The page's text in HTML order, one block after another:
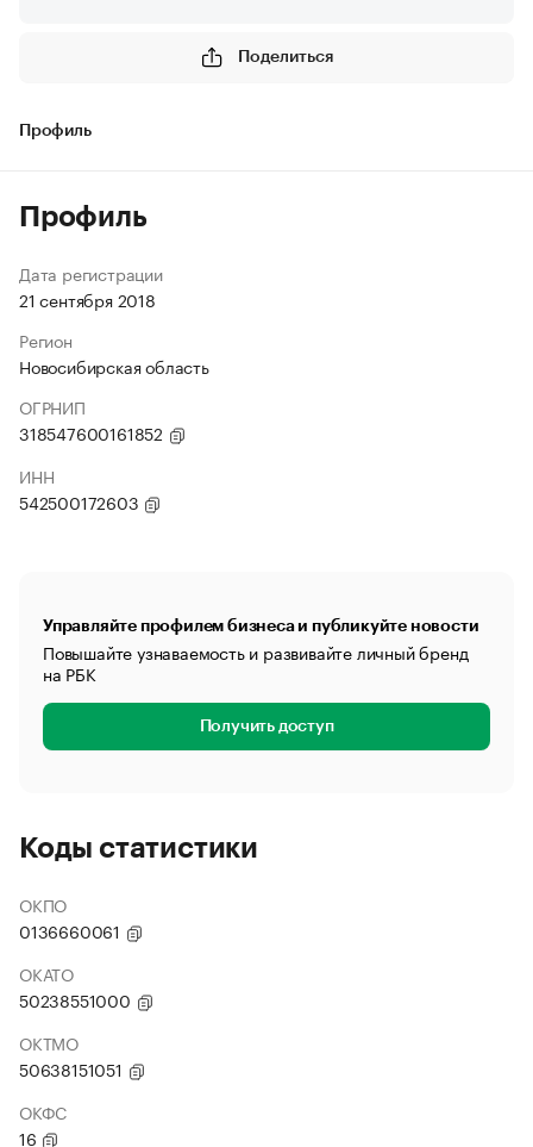
Поделиться
Профиль
Профиль
Дата регистрации
21 сентября 2018
Регион
Новосибирская область
ОГРНИП
318547600161852
ИНН
542500172603
Управляйте профилем бизнеса и публикуйте новости
Повышайте узнаваемость и развивайте личный бренд
на РБК
Получить доступ
Коды статистики
ОКПО
0136660061
ОКАТО
50238551000
ОКТМО
50638151051
ОКФС
16